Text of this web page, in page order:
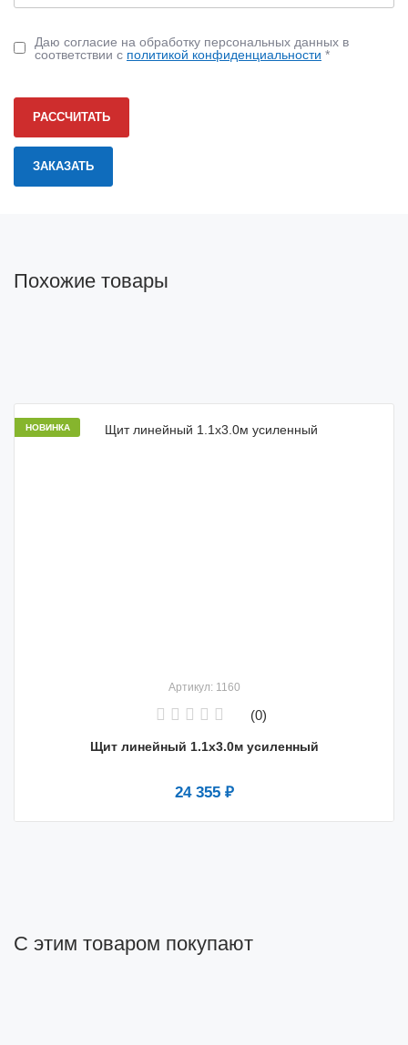
Даю согласие на обработку персональных данных в
соответствии с политикой конфиденциальности *
РАССЧИТАТЬ
Похожие товары
НОВИНКА
Артикул: 1160
(0)
Щит линейный 1.1х3.0м усиленный
24 355 ₽
С этим товаром покупают